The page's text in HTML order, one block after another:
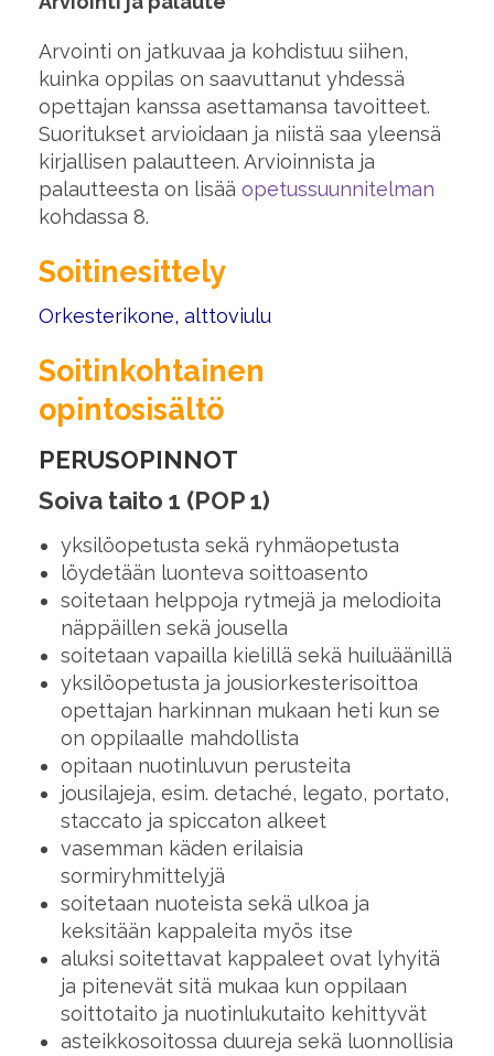
Arvointi on jatkuvaa ja kohdistuu siihen,
kuinka oppilas on saavuttanut yhdessä
opettajan kanssa asettamansa tavoitteet.
Suoritukset arvioidaan ja niistä saa yleensä
kirjallisen palautteen. Arvioinnista ja
palautteesta on lisää opetussuunnitelman
kohdassa 8.
Soitinesittely
Orkesterikone, alttoviulu
Soitinkohtainen
opintosisältö
PERUSOPINNOT
Soiva taito 1 (POP 1)
yksilöopetusta sekä ryhmäopetusta
löydetään luonteva soittoasento
soitetaan helppoja rytmejä ja melodioita
näppäillen sekä jousella
soitetaan vapailla kielillä sekä huiluäänillä
yksilöopetusta ja jousiorkesterisoittoa
opettajan harkinnan mukaan heti kun se
on oppilaalle mahdollista
opitaan nuotinluvun perusteita
jousilajeja, esim. detaché, legato, portato,
staccato ja spiccaton alkeet
vasemman käden erilaisia
sormiryhmittelyjä
soitetaan nuoteista sekä ulkoa ja
keksitään kappaleita myös itse
aluksi soitettavat kappaleet ovat lyhyitä
ja pitenevät sitä mukaa kun oppilaan
soittotaito ja nuotinlukutaito kehittyvät
asteikkosoitossa duureja sekä luonnollisia